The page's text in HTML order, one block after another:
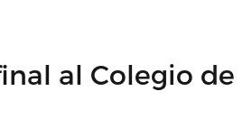
al Colegio de